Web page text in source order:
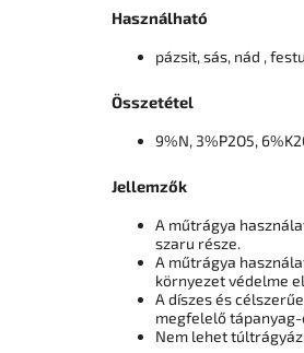
Használható
pázsit, sás, nád ,
Összetétel
9%N, 3%P2O5,
Jellemzők
A műtrágya
szaru része.
A műtrágya
környezet védelme
A díszes és
megfelelő
Nem lehet